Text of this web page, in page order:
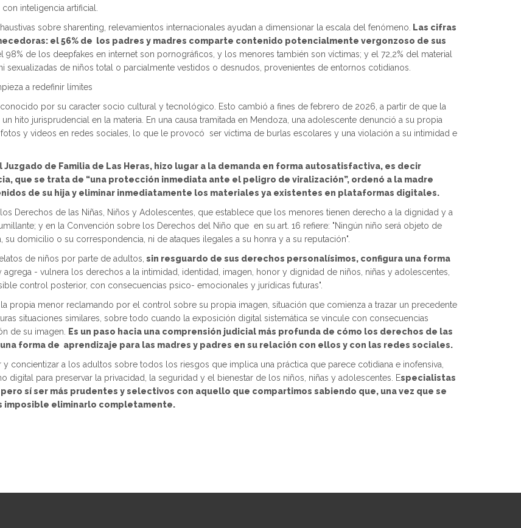
inteligencia artificial.
sobre sharenting, relevamientos internacionales ayudan a dimensionar la escala del fenómeno.
Las cifras
el 56% de los padres y madres comparte contenido potencialmente vergonzoso de sus
98% de los deepfakes en internet son pornográficos, y los menores también son víctimas; y el 72,2% del material
de niños total o parcialmente vestidos o desnudos, provenientes de entornos cotidianos.
a redefinir límites
por su caracter socio cultural y tecnológico. Esto cambió a fines de febrero de 2026, a partir de que la
hito jurisprudencial en la materia. En una causa tramitada en Mendoza, una adolescente denunció a su propia
y videos en redes sociales, lo que le provocó ser víctima de burlas escolares y una violación a su intimidad e
de Familia de Las Heras, hizo lugar a la demanda en forma autosatisfactiva, es decir
que se trata de “una protección inmediata ante el peligro de viralización”, ordenó a la madre
de su hija y eliminar inmediatamente los materiales ya existentes en plataformas digitales.
Derechos de las Niñas, Niños y Adolescentes, que establece que los menores tienen derecho a la dignidad y a
y en la Convención sobre los Derechos del Niño que en su art. 16 refiere: "Ningún niño será objeto de
su domicilio o su correspondencia, ni de ataques ilegales a su honra y a su reputación".
de niños por parte de adultos, sin resguardo de sus derechos personalísimos, configura una forma
- vulnera los derechos a la intimidad, identidad, imagen, honor y dignidad de niños, niñas y adolescentes,
control posterior, con consecuencias psico- emocionales y jurídicas futuras".
propia menor reclamando por el control sobre su propia imagen, situación que comienza a trazar un precedente
situaciones similares, sobre todo cuando la exposición digital sistemática se vincule con consecuencias
de su imagen.
Es un paso hacia una comprensión judicial más profunda de cómo los derechos de las
forma de aprendizaje para las madres y padres en su relación con ellos y con las redes sociales.
concientizar a los adultos sobre todos los riesgos que implica una práctica que parece cotidiana e inofensiva,
para preservar la privacidad, la seguridad y el bienestar de los niños, niñas y adolescentes. Especialistas
sí ser más prudentes y selectivos con aquello que compartimos sabiendo que, una vez que se
imposible eliminarlo completamente.